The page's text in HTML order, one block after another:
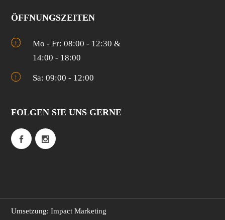
ÖFFNUNGSZEITEN
Mo - Fr: 08:00 - 12:30 &
14:00 - 18:00
Sa: 09:00 - 12:00
FOLGEN SIE UNS GERNE
Umsetzung: Impact Marketing